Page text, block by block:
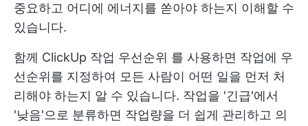
중요하고 어디에 에너지를 쏟아야 하는지 이해할 수
있습니다.
함께 ClickUp 작업 우선순위 를 사용하면 작업에 우
선순위를 지정하여 모든 사람이 어떤 일을 먼저 처
리해야 하는지 알 수 있습니다. 작업을 '긴급'에서
'낮음'으로 분류하면 작업량을 더 쉽게 관리하고 의